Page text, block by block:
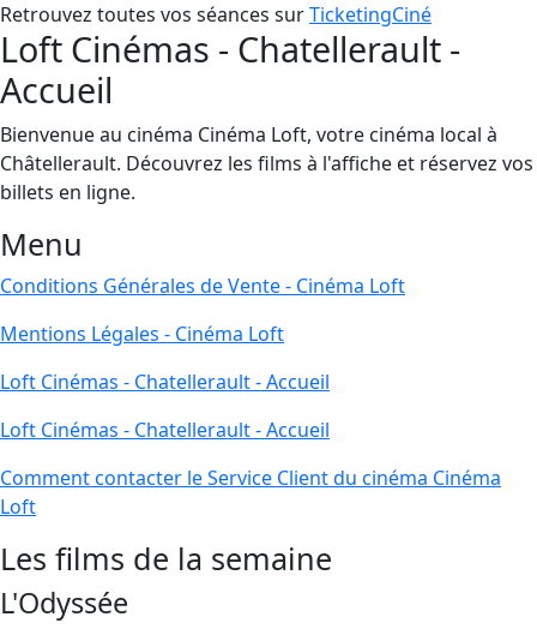
Retrouvez toutes vos séances surTicketingCiné
Loft Cinémas - Chatellerault -
Accueil
Bienvenue au cinéma Cinéma Loft, votre cinéma local à
Châtellerault. Découvrez les films à l'affiche et réservez vos
billets en ligne.
Menu
Conditions Générales de Vente - Cinéma Loft
Mentions Légales - Cinéma Loft
Loft Cinémas - Chatellerault - Accueil
Loft Cinémas - Chatellerault - Accueil
Comment contacter le Service Client du cinéma Cinéma
Loft
Les films de la semaine
L'Odyssée